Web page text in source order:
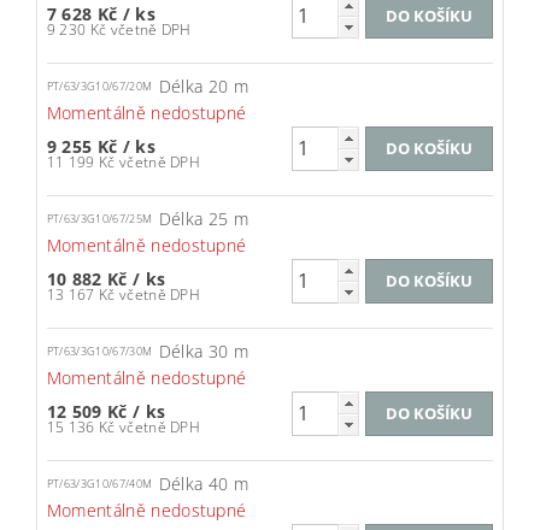
7 628 Kč / ks
9 230 Kč včetně DPH
PT/63/3G10/67/20M
Délka 20 m
Momentálně nedostupné
9 255 Kč / ks
11 199 Kč včetně DPH
PT/63/3G10/67/25M
Délka 25 m
Momentálně nedostupné
10 882 Kč / ks
13 167 Kč včetně DPH
PT/63/3G10/67/30M
Délka 30 m
Momentálně nedostupné
12 509 Kč / ks
15 136 Kč včetně DPH
PT/63/3G10/67/40M
Délka 40 m
Momentálně nedostupné